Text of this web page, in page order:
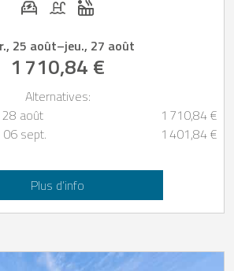
25 août–jeu., 27 août
1 710,84 €
Alternatives:
28 août
1 710,84 €
06 sept. 1 401,84 €
Plus d’info